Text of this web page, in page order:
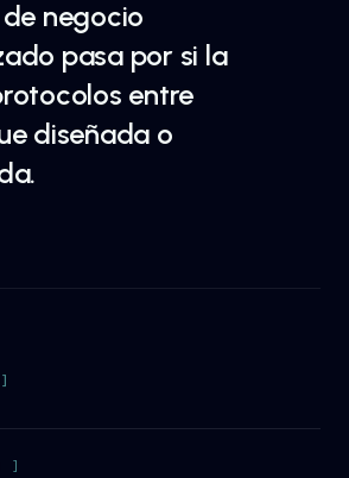
negocio
pasa por si la
entre
diseñada o